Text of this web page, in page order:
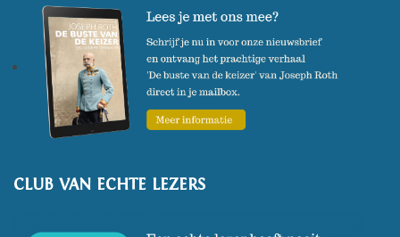
CLUB VAN ECHTE LEZERS